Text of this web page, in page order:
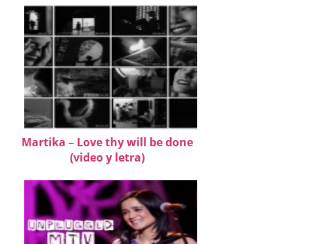
Martika – Love thy will be done
(video y letra)